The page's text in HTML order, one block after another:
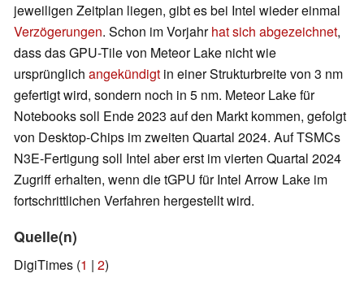
jeweiligen Zeitplan liegen, gibt es bei Intel wieder einmal
Verzögerungen. Schon im Vorjahrhat sich abgezeichnet,
dass das GPU-Tile von Meteor Lake nicht wie
ursprünglich angekündigt in einer Strukturbreite von 3 nm
gefertigt wird, sondern noch in 5 nm. Meteor Lake für
Notebooks soll Ende 2023 auf den Markt kommen, gefolgt
von Desktop-Chips im zweiten Quartal 2024. Auf TSMCs
N3E-Fertigung soll Intel aber erst im vierten Quartal 2024
Zugriff erhalten, wenn die tGPU für Intel Arrow Lake im
fortschrittlichen Verfahren hergestellt wird.
Quelle(n)
DigiTimes (1 | 2)